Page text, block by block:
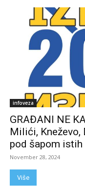
infoveza
GRAĐANI NE
Milići, Kneževo,
pod šapom istih
November 28, 2024
Više